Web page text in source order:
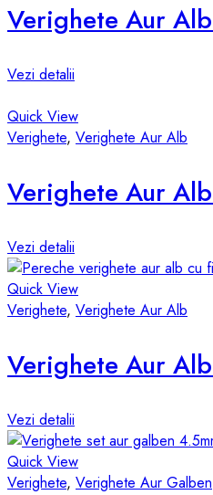
Verighete Aur
Vezi detalii
Quick View
Verighete, Verighete Aur Alb
Vezi detalii
Quick View
Verighete, Verighete Aur Alb
Vezi detalii
Quick View
Verighete, Verighete Aur Galben